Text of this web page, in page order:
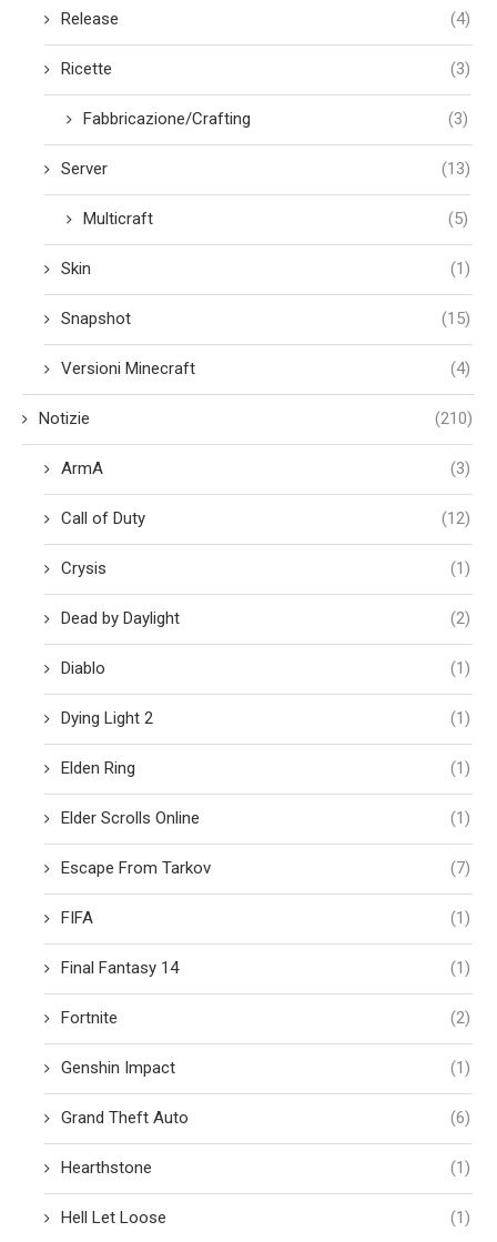
Release (4)
Ricette (3)
Fabbricazione/Crafting (3)
Server (13)
Multicraft (5)
Skin (1)
Snapshot (15)
Versioni Minecraft (4)
Notizie (210)
ArmA (3)
Call of Duty (12)
Crysis (1)
Dead by Daylight (2)
Diablo (1)
Dying Light 2 (1)
Elden Ring (1)
Elder Scrolls Online (1)
Escape From Tarkov (7)
FIFA (1)
Final Fantasy 14 (1)
Fortnite (2)
Genshin Impact (1)
Grand Theft Auto (6)
Hearthstone (1)
Hell Let Loose (1)